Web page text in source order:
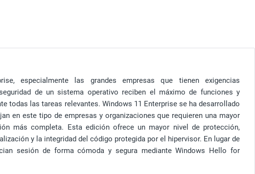
especialmente las grandes empresas que tienen exigencias
de un sistema operativo reciben el máximo de funciones y
todas las tareas relevantes. Windows 11 Enterprise se ha desarrollado
en este tipo de empresas y organizaciones que requieren una mayor
más completa. Esta edición ofrece un mayor nivel de protección,
y la integridad del código protegida por el hipervisor. En lugar de
sesión de forma cómoda y segura mediante Windows Hello for